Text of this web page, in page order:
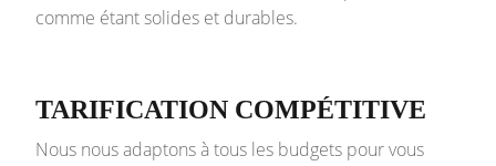
comme étant solides et durables.
TARIFICATION COMPÉTITIVE
Nous nous adaptons à tous les budgets pour vous